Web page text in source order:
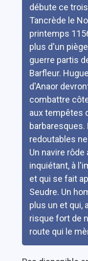
débute ce
Tancrède le
printemps
plus d'un
guerre partis
Barfleur.
d'Anaor
combattre
aux tempêtes
redoutables
Un navire rôde
inquiétant, à
et qui se fait
Seudre. Un
plus un et qui,
risque fort de
route qui le